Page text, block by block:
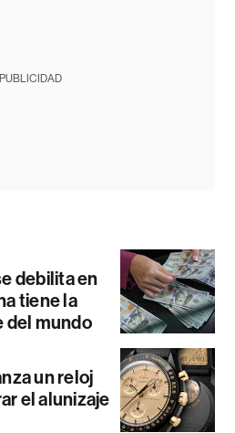
PUBLICIDAD
debilita en
tiene la
del mundo
un reloj
el alunizaje